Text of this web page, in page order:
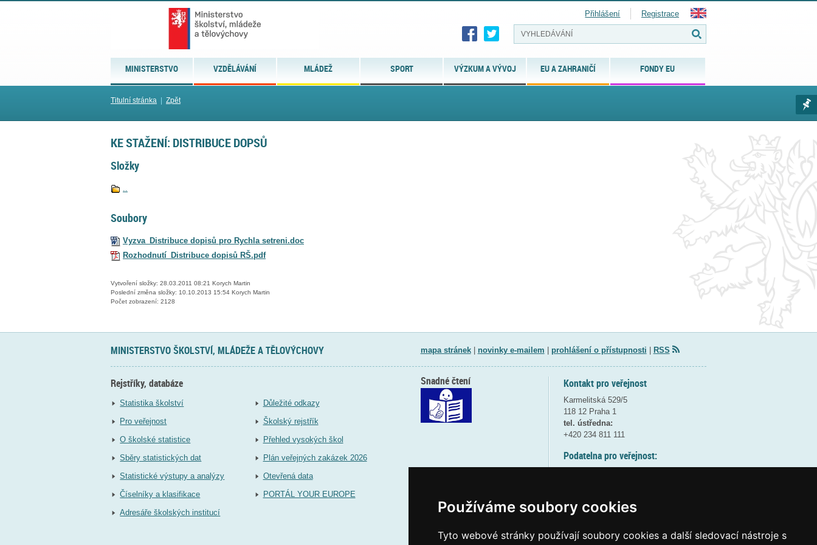
Používáme soubory cookies
Tyto webové stránky používají soubory cookies a další sledovací nástroje s
MINISTERSTVO VZDĚLÁVÁNÍ MLÁDEŽ SPORT VÝZKUM A VÝVOJ EU A ZAHRANIČÍ FONDY EU
Přihlášení Registrace
Titulní stránka Zpět
KE STAŽENÍ: DISTRIBUCE DOPSŮ
Složky
..
Soubory
Vyzva_Distribuce dopisů pro Rychla setreni.doc
Rozhodnutí_Distribuce dopisů RŠ.pdf
Vytvoření složky: 28.03.2011 08:21 Korych Martin
Poslední změna složky: 10.10.2013 15:54 Korych Martin
Počet zobrazení: 2128
MINISTERSTVO ŠKOLSTVÍ, MLÁDEŽE A TĚLOVÝCHOVY mapa stránek| novinky e-mailem prohlášení o přístupnosti RSS
Rejstříky, databáze
Statistika školství
Pro veřejnost
O školské statistice
Sběry statistických dat
Statistické výstupy a analýzy
Číselníky a klasifikace
Adresáře školských institucí
Důležité odkazy
Školský rejstřík
Přehled vysokých škol
Plán veřejných zakázek 2026
Otevřená data
PORTÁL YOUR EUROPE
Kontakt pro veřejnost
Karmelitská 529/5
118 12 Praha 1
tel. ústředna:
+420 234 811 111
Podatelna pro veřejnost:
(více informací
Snadné čtení